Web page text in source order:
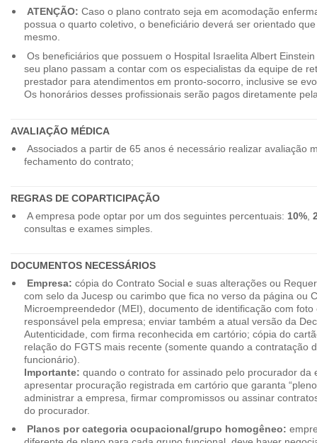
ATENÇÃO: Caso o plano contrato seja em acomodação
possua o quarto coletivo, o beneficiário deverá ser orientado
mesmo.
Os beneficiários que possuem o Hospital Israelita Albert
seu plano passam a contar com os especialistas da equipe de
prestador para atendimentos em pronto-socorro, inclusive se
Os honorários desses profissionais serão pagos diretamente
AVALIAÇÃO MÉDICA
Associados a partir de 65 anos é necessário realizar avaliação
fechamento do contrato;
REGRAS DE COPARTICIPAÇÃO
A empresa pode optar por um dos seguintes percentuais: 10%,
consultas e exames simples.
DOCUMENTOS NECESSÁRIOS
Empresa: cópia do Contrato Social e suas alterações ou
com selo da Jucesp ou carimbo que fica no verso da página ou
Microempreendedor (MEI), documento de identificação com foto
responsável pela empresa; enviar também a atual versão da
Autenticidade, com firma reconhecida em cartório; cópia do
relação do FGTS mais recente (somente quando a contratação
funcionário).
Importante: quando o contrato for assinado pelo procurador da
apresentar procuração registrada em cartório que garanta
administrar a empresa, firmar compromissos ou assinar
do procurador.
Planos por categoria ocupacional/grupo homogêneo: